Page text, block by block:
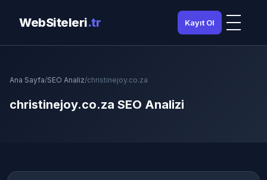
WebSiteleri.tr Kayıt Ol
Ana Sayfa/SEO Analiz/christinejoy.co.za
christinejoy.co.za SEO Analizi